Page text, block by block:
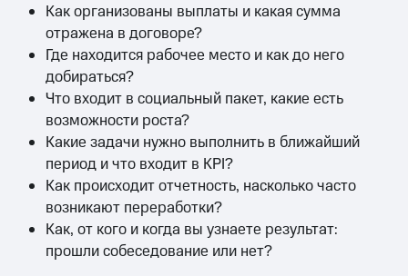
Как организованы выплаты и какая сумма
отражена в договоре?
Где находится рабочее место и как до него
добираться?
Что входит в социальный пакет, какие есть
возможности роста?
Какие задачи нужно выполнить в ближайший
период и что входит в KPI?
Как происходит отчетность, насколько часто
возникают переработки?
Как, от кого и когда вы узнаете результат:
прошли собеседование или нет?